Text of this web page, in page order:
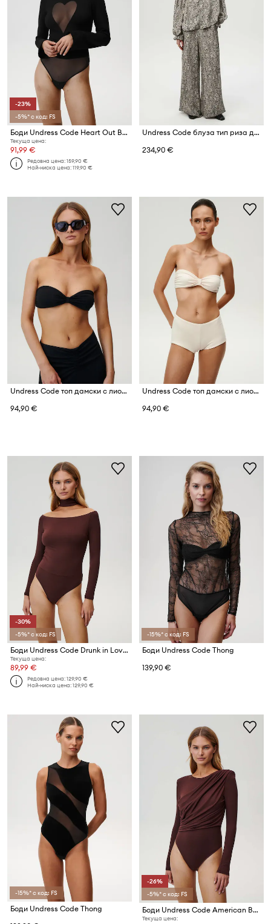
-23%
-5%* с код: FS
Боди Undress Code Heart Out Bodysuit Classic
Текуща цена:
91,99 €
Редовна цена:159,90 €
Най-ниска цена:119,90 €
Undress Code блуза тип риза дамска от купро Flow
234,90 €
Undress Code топ дамски с лиосел Essential Top
94,90 €
Undress Code топ дамски с лиосел Essential
94,90 €
-30%
-5%* с код: FS
Боди Undress Code Drunk in Love Thong
Текуща цена:
89,99 €
Редовна цена:129,90 €
Най-ниска цена:129,90 €
-15%* с код: FS
Боди Undress Code Thong
139,90 €
-15%* с код: FS
Боди Undress Code Thong
-26%
-5%* с код: FS
Боди Undress Code American Beauty
Текуща цена: